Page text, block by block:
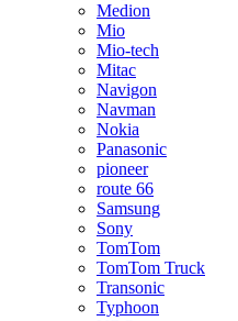
Medion
Mio
Mio-tech
Mitac
Navigon
Navman
Nokia
Panasonic
pioneer
route 66
Samsung
Sony
TomTom
TomTom Truck
Transonic
Typhoon